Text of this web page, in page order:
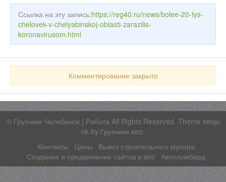
Ссылка на эту запись:https://reg40.ru/news/bolee-20-tys-
chelovek-v-chelyabinskoj-oblasti-zarazilis-
koronavirusom.html
Комментирование закрыто
© Грузчики Челябинск | РаботаAll Rights Reserved. Theme seoju
nk by Грузчики seo.
Контакты
Цены
Вывоз строительного мусора
Создание и продвижение сайтов в seo
Автоломбард